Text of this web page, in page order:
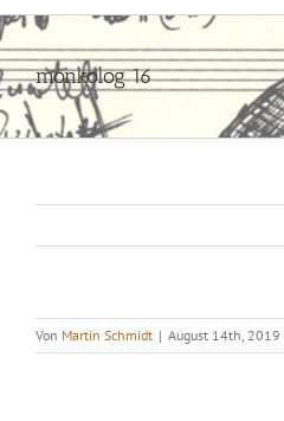
monkolog 16
Von Martin Schmidt | August 14th, 2019